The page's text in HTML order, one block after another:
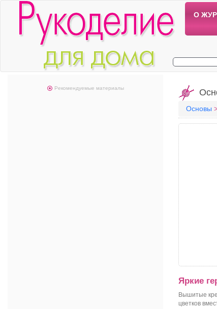
О
Основы
Яркие
Вышитые
цветков
Рекомендуемые материалы